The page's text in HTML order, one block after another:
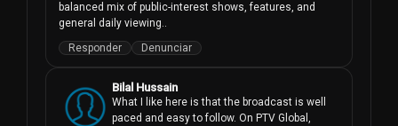
balanced mix of public-interest shows, features, and
general daily viewing..
Responder
Denunciar
Bilal Hussain
What I like here is that the broadcast is well
paced and easy to follow. On PTV Global,